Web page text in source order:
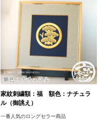
家紋刺繍額：福 額色：ナチュラ
ル（御誂え）
一番人気のロングセラー商品